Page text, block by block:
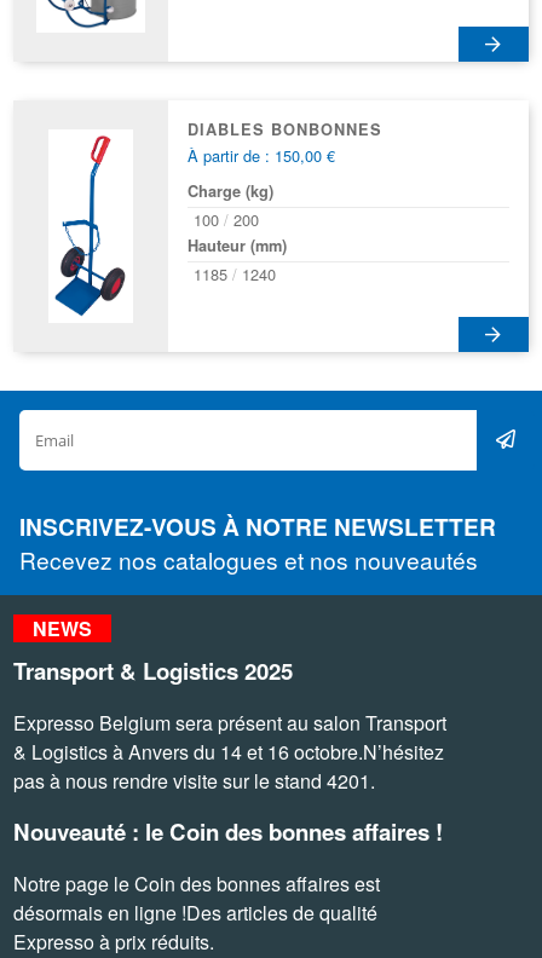
DIABLES BONBONNES
À partir de : 150,00 €
Charge (kg)
100 200
Hauteur (mm)
1185 1240
INSCRIVEZ-VOUS À NOTRE NEWSLETTER
Recevez nos catalogues et nos nouveautés
NEWS
Transport & Logistics 2025
Expresso Belgium sera présent au salon Transport
& Logistics à Anvers du 14 et 16 octobre.N’hésitez
pas à nous rendre visite sur le stand 4201.
Nouveauté : le Coin des bonnes affaires !
Notre page le Coin des bonnes affaires est
désormais en ligne !Des articles de qualité
Expresso à prix réduits.